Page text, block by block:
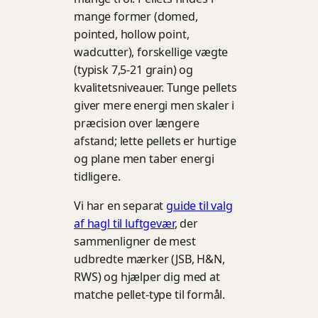
mange former (domed,
pointed, hollow point,
wadcutter), forskellige vægte
(typisk 7,5-21 grain) og
kvalitetsniveauer. Tunge pellets
giver mere energi men skaler i
præcision over længere
afstand; lette pellets er hurtige
og plane men taber energi
tidligere.
Vi har en separat guide til valg
af hagl til luftgevær, der
sammenligner de mest
udbredte mærker (JSB, H&N,
RWS) og hjælper dig med at
matche pellet-type til formål.